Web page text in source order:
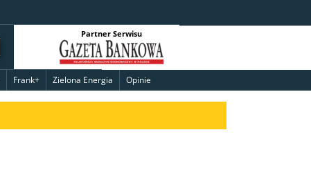
Partner Serwisu
Frank+ Zielona Energia Opinie